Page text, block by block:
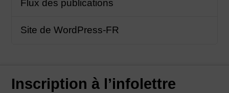
Flux des publications
Site de WordPress-FR
Inscription à l’infolettre